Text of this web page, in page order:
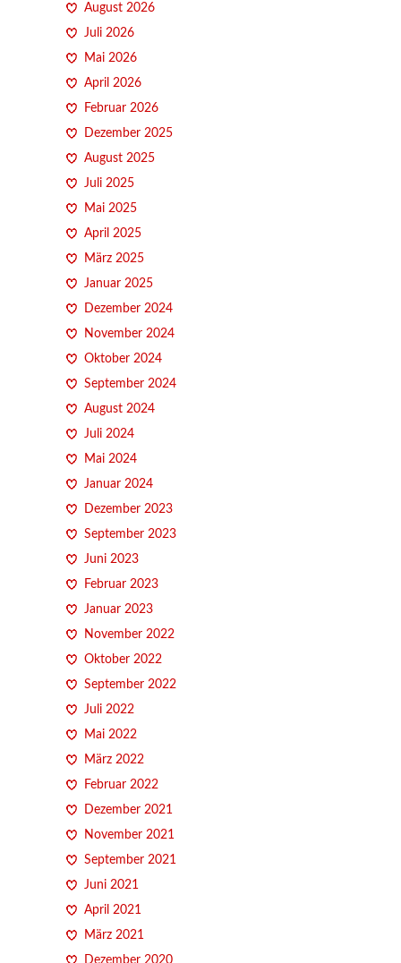
August 2026
Juli 2026
Mai 2026
April 2026
Februar 2026
Dezember 2025
August 2025
Juli 2025
Mai 2025
April 2025
März 2025
Januar 2025
Dezember 2024
November 2024
Oktober 2024
September 2024
August 2024
Juli 2024
Mai 2024
Januar 2024
Dezember 2023
September 2023
Juni 2023
Februar 2023
Januar 2023
November 2022
Oktober 2022
September 2022
Juli 2022
Mai 2022
März 2022
Februar 2022
Dezember 2021
November 2021
September 2021
Juni 2021
April 2021
März 2021
Dezember 2020